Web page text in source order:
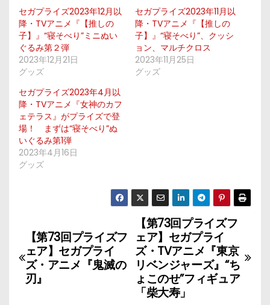
セガプライズ2023年12月以
降・TVアニメ『【推しの
子】』“寝そべり”ミニぬい
ぐるみ第２弾
2023年12月21日
グッズ
セガプライズ2023年11月以
降・TVアニメ『【推しの
子】』“寝そべり”、クッシ
ョン、マルチクロス
2023年11月25日
グッズ
セガプライズ2023年4月以
降・TVアニメ『女神のカフ
ェテラス』がプライズで登
場！ まずは“寝そべり”ぬ
いぐるみ第1弾
2023年4月16日
グッズ
投
稿
ナ
【第73回プライズフ
ェア】セガプライ
ズ・TVアニメ『東京
リベンジャーズ』“ち
ょこのせ”フィギュア
「柴大寿」
【第73回プライズフ
ェア】セガプライ
ズ・アニメ『鬼滅の
刃』